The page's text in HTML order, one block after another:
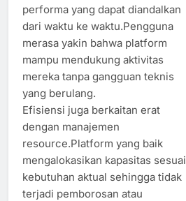
performa yang dapat diandalkan
dari waktu ke waktu.Pengguna
merasa yakin bahwa platform
mampu mendukung aktivitas
mereka tanpa gangguan teknis
yang berulang.
Efisiensi juga berkaitan erat
dengan manajemen
resource.Platform yang baik
mengalokasikan kapasitas sesuai
kebutuhan aktual sehingga tidak
terjadi pemborosan atau